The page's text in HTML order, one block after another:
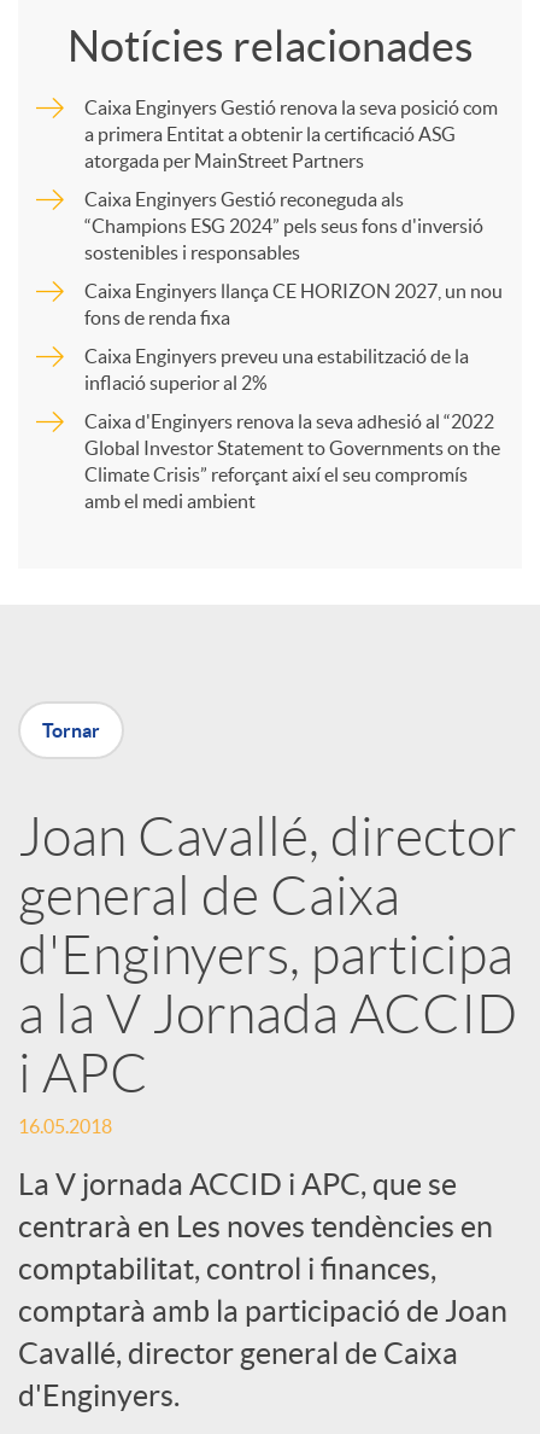
m
r
X
a
r
x
e
s
S
o
c
i
Notícies relacionades
Caixa Enginyers Gestió renova la seva posició com
a primera Entitat a obtenir la certificació ASG
atorgada per MainStreet Partners
Caixa Enginyers Gestió reconeguda als
“Champions ESG 2024” pels seus fons d'inversió
sostenibles i responsables
Caixa Enginyers llança CE HORIZON 2027, un nou
fons de renda fixa
Caixa Enginyers preveu una estabilització de la
inflació superior al 2%
Caixa d'Enginyers renova la seva adhesió al “2022
Global Investor Statement to Governments on the
Climate Crisis” reforçant així el seu compromís
amb el medi ambient
Tornar
Joan Cavallé, director
general de Caixa
d'Enginyers, participa
a la V Jornada ACCID
i APC
16.05.2018
La V jornada ACCID i APC, que se
centrarà en Les noves tendències en
comptabilitat, control i finances,
comptarà amb la participació de Joan
Cavallé, director general de Caixa
d'Enginyers.